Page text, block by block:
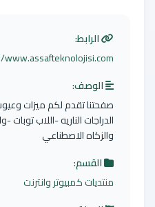
الرابط:
الوصف:
صفحتنا تقدم لكم ميزات
الدراجات الناريه -اللاب
والزكاه الاصطناعي
القسم:
منتديات كمبيوتر وانترنت